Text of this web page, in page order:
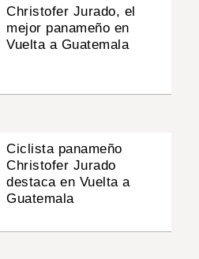
Christofer Jurado, el
mejor panameño en
Vuelta a Guatemala
Ciclista panameño
Christofer Jurado
destaca en Vuelta a
Guatemala